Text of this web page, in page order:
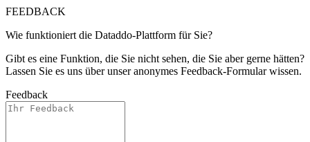
FEEDBACK
Wie funktioniert die Dataddo-Plattform für Sie?
Gibt es eine Funktion, die Sie nicht sehen, die Sie aber gerne hätten?
Lassen Sie es uns über unser anonymes Feedback-Formular wissen.
Feedback